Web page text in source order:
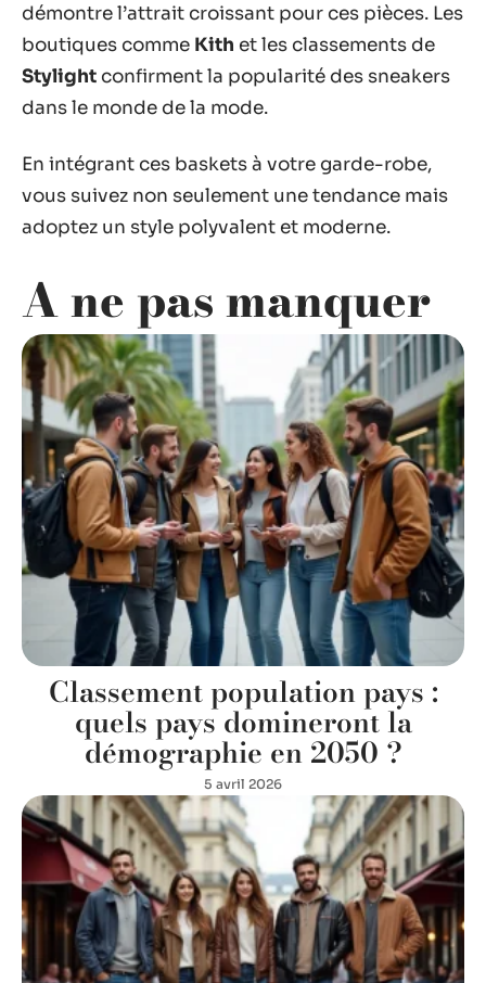
démontre l’attrait croissant pour ces pièces. Les
boutiques comme Kith et les classements de
Stylight confirment la popularité des sneakers
dans le monde de la mode.
En intégrant ces baskets à votre garde-robe,
vous suivez non seulement une tendance mais
adoptez un style polyvalent et moderne.
A ne pas manquer
Classement population pays :
quels pays domineront la
démographie en 2050 ?
5 avril 2026